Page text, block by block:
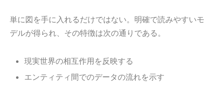
単に図を手に入れるだけではない。明確で読みやすいモ
デルが得られ、その特徴は次の通りである。
現実世界の相互作用を反映する
エンティティ間でのデータの流れを示す